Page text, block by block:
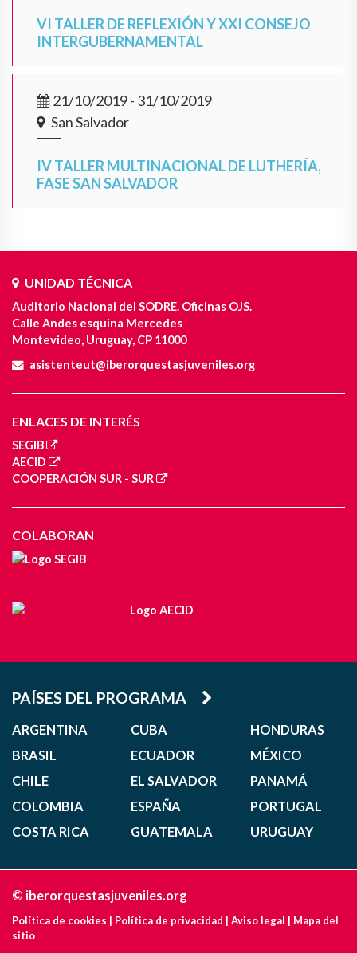
VI TALLER DE REFLEXIÓN Y XXI CONSEJO
INTERGUBERNAMENTAL
21/10/2019 - 31/10/2019
San Salvador
IV TALLER MULTINACIONAL DE LUTHERÍA,
FASE SAN SALVADOR
UNIDAD TÉCNICA
Auditorio Nacional del SODRE. Oficinas OJS.
Calle Andes esquina Mercedes
Montevideo, Uruguay, CP 11000
asistenteut@iberorquestasjuveniles.org
ENLACES DE INTERÉS
SEGIB
AECID
COOPERACIÓN SUR - SUR
COLABORAN
PAÍSES DEL PROGRAMA
ARGENTINA
BRASIL
CHILE
COLOMBIA
COSTA RICA
CUBA
ECUADOR
EL SALVADOR
ESPAÑA
GUATEMALA
HONDURAS
MÉXICO
PANAMÁ
PORTUGAL
URUGUAY
© iberorquestasjuveniles.org
Política de cookies | Política de privacidad | Aviso legal | Mapa del
sitio